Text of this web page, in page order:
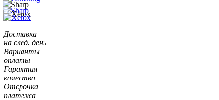
Доставка
на след. день
Варианты
оплаты
Гарантия
качества
Отсрочка
платежа